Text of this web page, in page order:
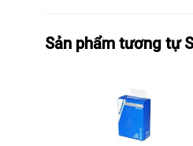
Sản phẩm tương tự